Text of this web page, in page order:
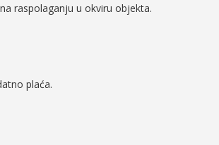
raspolaganju u okviru objekta.
plaća.